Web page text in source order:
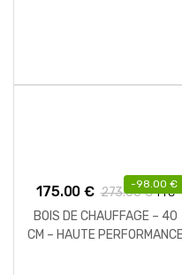
-98.00 €
175.00€ 273.00€ TTC
BOIS DE CHAUFFAGE – 40
CM – HAUTE